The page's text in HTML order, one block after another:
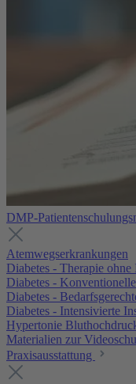
DMP-
Atemwegserkrankungen
Diabetes - Therapie ohne
Diabetes -
Diabetes -
Diabetes - Intensivierte
Hypertonie
Materialien zur
Praxisausstattung